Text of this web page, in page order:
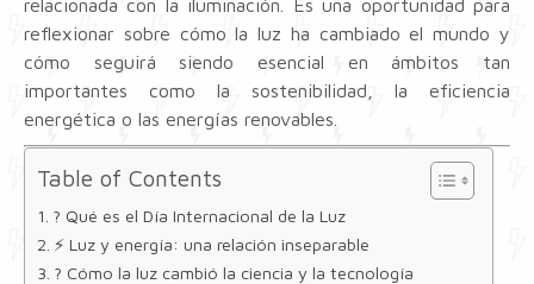
relacionada con la iluminación. Es una oportunidad para
reflexionar sobre cómo la luz ha cambiado el mundo y
cómo seguirá siendo esencial en ámbitos tan
importantes como la sostenibilidad, la eficiencia
energética o las energías renovables.
Table of Contents
? Qué es el Día Internacional de la Luz
⚡ Luz y energía: una relación inseparable
? Cómo la luz cambió la ciencia y la tecnología